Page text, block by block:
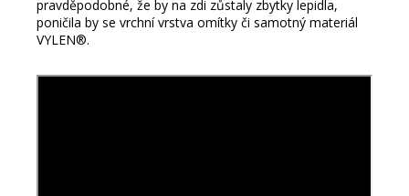
pravděpodobné, že by na zdi zůstaly zbytky lepidla,
poničila by se vrchní vrstva omítky či samotný materiál
VYLEN®.